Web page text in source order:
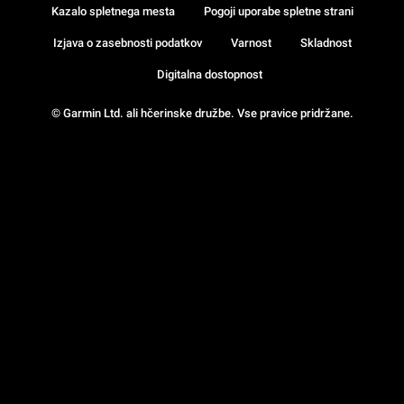
© Garmin Ltd. ali hčerinske družbe. Vse pravice pridržane.
Kazalo spletnega mesta Pogoji uporabe spletne strani
Izjava o zasebnosti podatkov Varnost Skladnost
Digitalna dostopnost